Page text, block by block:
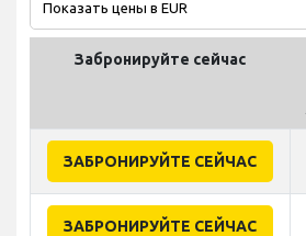
Забронируйте сейчас
ЗАБРОНИРУЙТЕ СЕЙЧАС
ЗАБРОНИРУЙТЕ СЕЙЧАС